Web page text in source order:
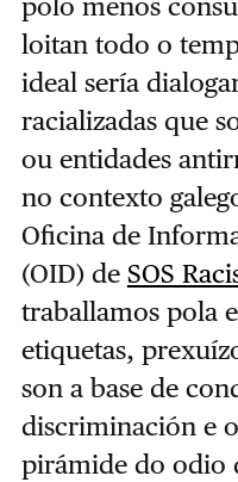
polo menos
loitan todo o
ideal sería
racializadas que
ou entidades
no contexto
Oficina de
(OID) de SOS
traballamos pola
etiquetas,
son a base de
discriminación e
pirámide do odio